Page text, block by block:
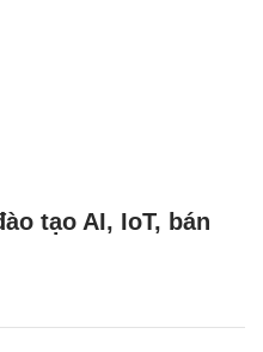
tạo AI, IoT, bán